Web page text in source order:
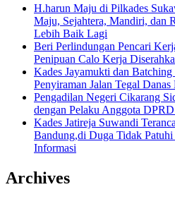
H.harun Maju di Pilkades
Maju, Sejahtera, Mandiri, dan
Lebih Baik Lagi
Beri Perlindungan Pencari
Penipuan Calo Kerja
Kades Jayamukti dan
Penyiraman Jalan Tegal
Pengadilan Negeri Cikarang
dengan Pelaku Anggota
Kades Jatireja Suwandi
Bandung,di Duga Tidak
Informasi
Archives